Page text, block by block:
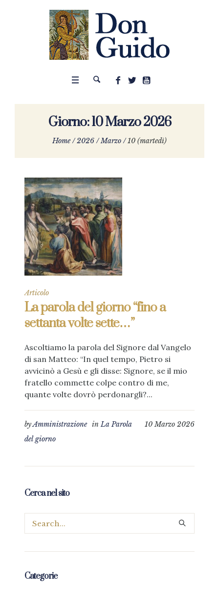
Giorno:10 Marzo 2026
Home /2026 /Marzo /10 (martedì)
Articolo
La parola del giorno “fino a
settanta volte sette…”
Ascoltiamo la parola del Signore dal Vangelo
di san Matteo: “In quel tempo, Pietro si
avvicinò a Gesù e gli disse: Signore, se il mio
fratello commette colpe contro di me,
quante volte dovrò perdonargli?...
10 Marzo 2026
byAmministrazione inLa Parola
del giorno
Cerca nel sito
Categorie